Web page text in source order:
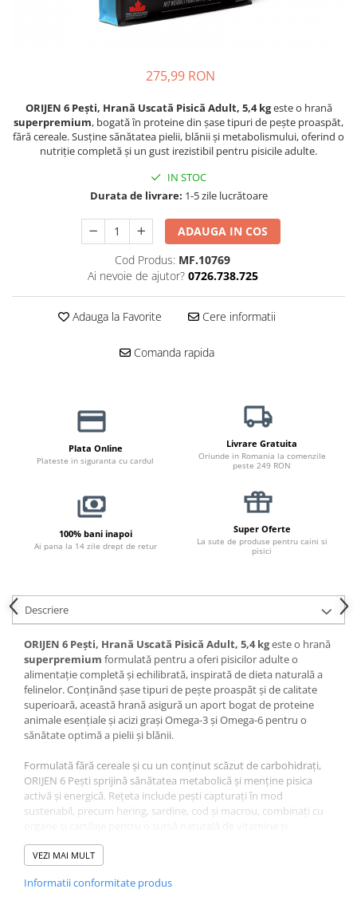
Antiparazitare Câini
Culcușuri & Saltele Câini
Castroane și Adapatori
Cuști și Genți
Hrană Uscată Pisică
Hrană Umedă Pisică
Pisică Senior
Diete Veterinare Pisică
Uscată
Recompense Pisici
Pernuțe
Umede
Îngrijire Pisici
Așternut Igienic Pisici
Igienă Pisici
Antiparazitare Pisici
Vitamine Pisici
Perii & Piepteni Pisici
Accesorii Pisici
Culcușuri & Saltele Pisici
Ansambluri Pisici
Cuști & Genți Pisici
Litiere Pisici
Jucării Pisici
275,99 RON
ORIJEN 6 Pești, Hrană Uscată Pisică Adult, 5,4 kgeste o hrană
superpremium, bogată în proteine din șase tipuri de pește proaspăt,
fără cereale. Susține sănătatea pielii, blănii și metabolismului, oferind o
nutriție completă și un gust irezistibil pentru pisicile adulte.
IN STOC
Durata de livrare: 1-5 zile lucrătoare
ADAUGA IN COS
Cod Produs: MF.10769
Ai nevoie de ajutor? 0726.738.725
Adauga la Favorite Cere informatii
Comanda rapida
Plata Online
Plateste in siguranta cu cardul
Livrare Gratuita
Oriunde in Romania la comenzile
peste 249 RON
100% bani inapoi
Ai pana la 14 zile drept de retur
Super Oferte
La sute de produse pentru caini si
pisici
Descriere
ORIJEN 6 Pești, Hrană Uscată Pisică Adult, 5,4 kgeste o hrană
superpremium formulată pentru a oferi pisicilor adulte o
alimentație completă și echilibrată, inspirată de dieta naturală a
felinelor. Conținând șase tipuri de pește proaspăt și de calitate
superioară, această hrană asigură un aport bogat de proteine
animale esențiale și acizi grași Omega-3 și Omega-6 pentru o
sănătate optimă a pielii și blănii.
Formulată fără cereale și cu un conținut scăzut de carbohidrați,
ORIJEN 6 Pești sprijină sănătatea metabolică și menține pisica
activă și energică. Rețeta include pești capturați în mod
sustenabil, precum hering, sardine, cod și macrou, combinați cu
minerale.
Appropriate™furnizează nutrienți esențiali în cea mai pură
VEZI MAI MULT
Informatii conformitate produs